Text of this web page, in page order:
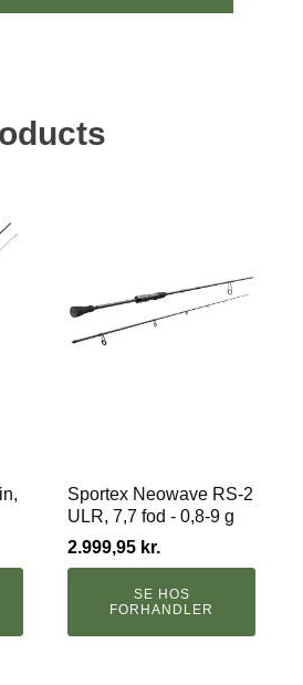
Sportex Neowave RS-2
ULR, 7,7 fod - 0,8-9 g
2.999,95 kr.
SE HOS
FORHANDLER